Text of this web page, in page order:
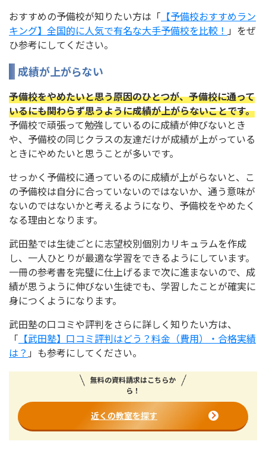
おすすめの予備校が知りたい方は「 【予備校おすすめラン
キング】全国的に人気で有名な大手予備校を比較！ 」をぜ
ひ参考にしてください。
成績が上がらない
予備校をやめたいと思う原因のひとつが、予備校に通って
いるにも関わらず思うように成績が上がらないことです。
予備校で頑張って勉強しているのに成績が伸びないとき
や、予備校の同じクラスの友達だけが成績が上がっている
ときにやめたいと思うことが多いです。
せっかく予備校に通っているのに成績が上がらないと、こ
の予備校は自分に合っていないのではないか、通う意味が
ないのではないかと考えるようになり、予備校をやめたく
なる理由となります。
武田塾では生徒ごとに志望校別個別カリキュラムを作成
し、一人ひとりが最適な学習をできるようにしています。
一冊の参考書を完璧に仕上げるまで次に進まないので、成
績が思うように伸びない生徒でも、学習したことが確実に
身につくようになります。
武田塾の口コミや評判をさらに詳しく知りたい方は、
「 【武田塾】口コミ評判はどう？料金（費用）・合格実績
は？ 」も参考にしてください。
無料の資料請求はこちらか
ら！
近くの教室を探す